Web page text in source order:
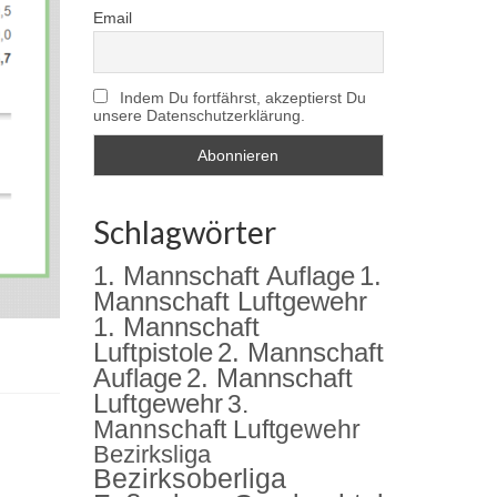
Email
Indem Du fortfährst, akzeptierst Du
unsere Datenschutzerklärung.
Schlagwörter
1. Mannschaft Auflage 1.
Mannschaft Luftgewehr
1. Mannschaft
Luftpistole 2. Mannschaft
Auflage 2. Mannschaft
Luftgewehr 3.
Mannschaft Luftgewehr
Bezirksliga
Bezirksoberliga